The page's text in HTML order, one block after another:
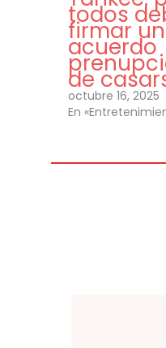
todos
firmar un
acuerdo
de
octubre 16, 2025
En